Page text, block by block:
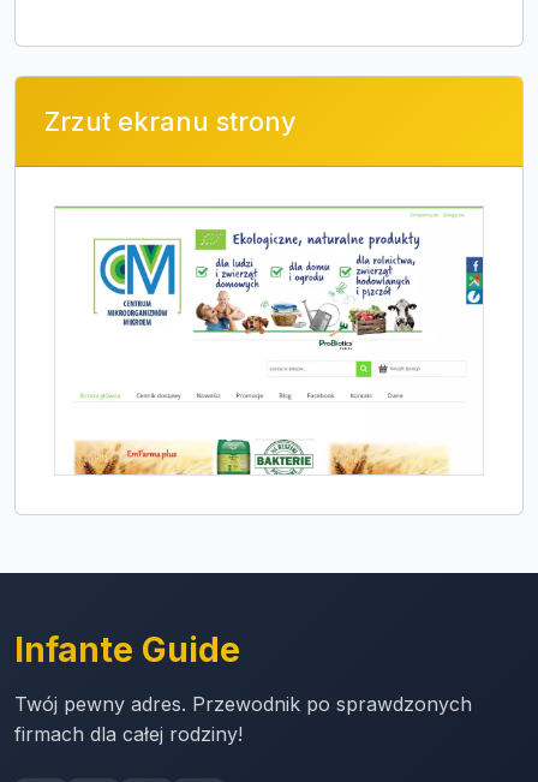
Zrzut ekranu strony
Infante Guide
Twój pewny adres. Przewodnik po sprawdzonych
firmach dla całej rodziny!